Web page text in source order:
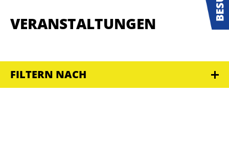
VERANSTALTUNGEN
FILTERN NACH